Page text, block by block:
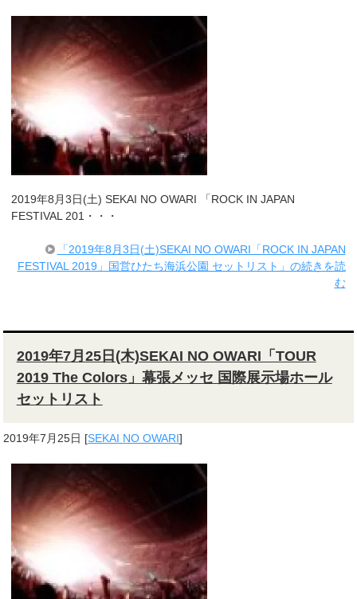
2019年8月3日(土) SEKAI NO OWARI 「ROCK IN JAPAN
FESTIVAL 201・・・
「2019年8月3日(土)SEKAI NO OWARI「ROCK IN JAPAN
FESTIVAL 2019」国営ひたち海浜公園 セットリスト」の続きを読
む
2019年7月25日(木)SEKAI NO OWARI「TOUR
2019 The Colors」幕張メッセ 国際展示場ホール
セットリスト
2019年7月25日 [SEKAI NO OWARI]